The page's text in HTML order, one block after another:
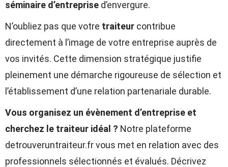
séminaire d’entreprise d’envergure.
N’oubliez pas que votre traiteur contribue
directement à l’image de votre entreprise auprès de
vos invités. Cette dimension stratégique justifie
pleinement une démarche rigoureuse de sélection et
l’établissement d’une relation partenariale durable.
Vous organisez un évènement d’entreprise et
cherchez le traiteur idéal ? Notre plateforme
detrouveruntraiteur.fr vous met en relation avec des
professionnels sélectionnés et évalués. Décrivez